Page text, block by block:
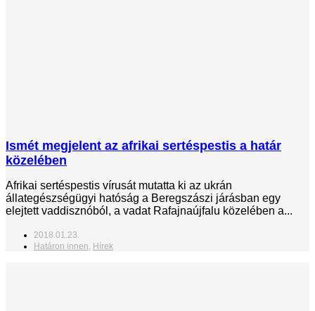
Ismét megjelent az afrikai sertéspestis a határ
közelében
Afrikai sertéspestis vírusát mutatta ki az ukrán
állategészségügyi hatóság a Beregszászi járásban egy
elejtett vaddisznóból, a vadat Rafajnaújfalu közelében a...
2018.01.23.
Határon innen Hírek